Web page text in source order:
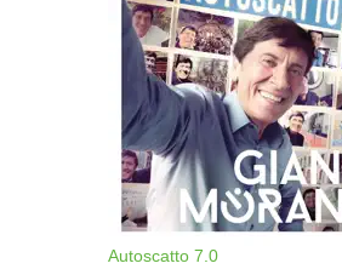
Autoscatto 7.0